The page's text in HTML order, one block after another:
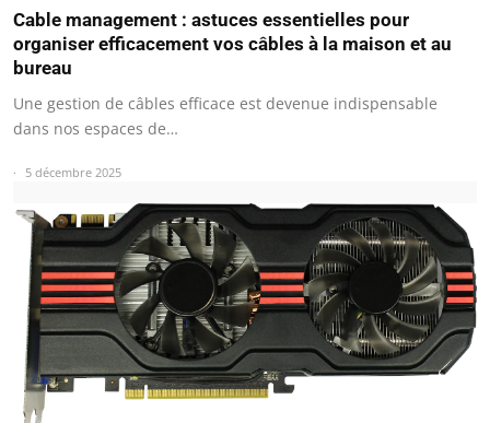
Cable management : astuces essentielles pour
organiser efficacement vos câbles à la maison et au
bureau
Une gestion de câbles efficace est devenue indispensable
dans nos espaces de…
5 décembre 2025